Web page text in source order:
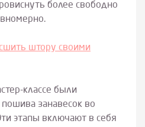
более свободно
штору своими
классе были
занавесок во
этапы включают в себя